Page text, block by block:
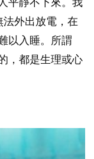
外出放電，在
以入睡。所謂
，都是生理或心